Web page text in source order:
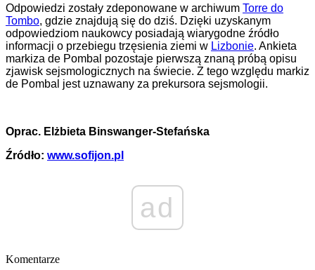
Odpowiedzi zostały zdeponowane w archiwum Torre do
Tombo, gdzie znajdują się do dziś. Dzięki uzyskanym
odpowiedziom naukowcy posiadają wiarygodne źródło
informacji o przebiegu trzęsienia ziemi w Lizbonie. Ankieta
markiza de Pombal pozostaje pierwszą znaną próbą opisu
zjawisk sejsmologicznych na świecie. Z tego względu markiz
de Pombal jest uznawany za prekursora sejsmologii.
Oprac. Elżbieta Binswanger-Stefańska
Źródło: www.sofijon.pl
ad
Komentarze